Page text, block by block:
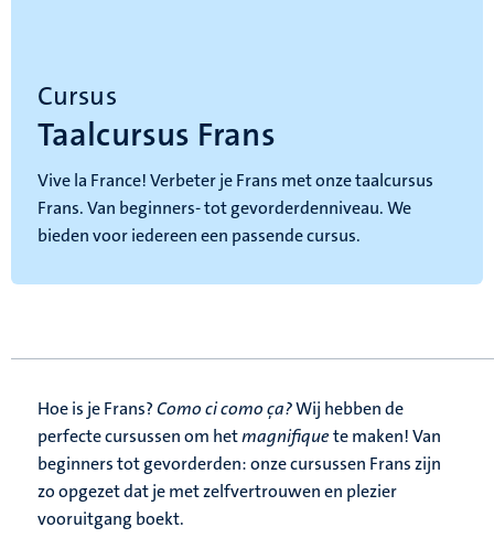
Cursus
Taalcursus Frans
Vive la France! Verbeter je Frans met onze taalcursus
Frans. Van beginners- tot gevorderdenniveau. We
bieden voor iedereen een passende cursus.
Hoe is je Frans?Como ci como ça?Wij hebben de
perfecte cursussen om hetmagnifiquete maken! Van
beginners tot gevorderden: onze cursussen Frans zijn
zo opgezet dat je met zelfvertrouwen en plezier
vooruitgang boekt.